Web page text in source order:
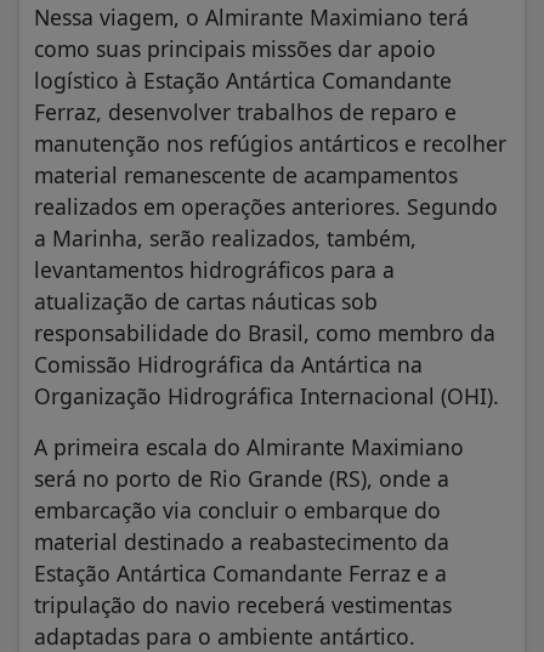
Nessa viagem, o Almirante Maximiano terá
como suas principais missões dar apoio
logístico à Estação Antártica Comandante
Ferraz, desenvolver trabalhos de reparo e
manutenção nos refúgios antárticos e recolher
material remanescente de acampamentos
realizados em operações anteriores. Segundo
a Marinha, serão realizados, também,
levantamentos hidrográficos para a
atualização de cartas náuticas sob
responsabilidade do Brasil, como membro da
Comissão Hidrográfica da Antártica na
Organização Hidrográfica Internacional (OHI).
A primeira escala do Almirante Maximiano
será no porto de Rio Grande (RS), onde a
embarcação via concluir o embarque do
material destinado a reabastecimento da
Estação Antártica Comandante Ferraz e a
tripulação do navio receberá vestimentas
adaptadas para o ambiente antártico.